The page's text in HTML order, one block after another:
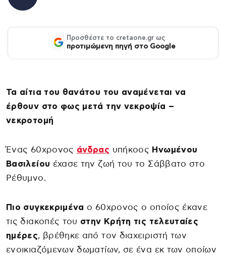
Προσθέστε το cretaone.gr ως
προτιμώμενη πηγή στο Google
Τα αίτια του θανάτου του αναμένεται να
έρθουν στο φως μετά την νεκροψία –
νεκροτομή
Ένας 60χρονος άνδρας υπήκοος Ηνωμένου
Βασιλείου έχασε την ζωή του το Σάββατο στο
Ρέθυμνο.
Πιο συγκεκριμένα ο 60χρονος ο οποίος έκανε
τις διακοπές του στην Κρήτη τις τελευταίες
ημέρες, βρέθηκε από τον διαχειριστή των
ενοικιαζόμενων δωματίων, σε ένα εκ των οποίων